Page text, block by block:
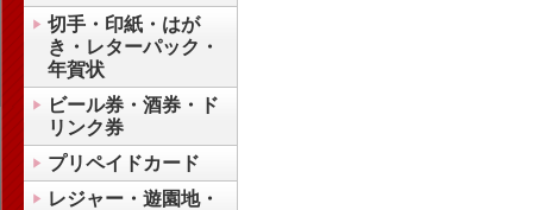
切手・印紙・はが
き・レターパック・
年賀状
ビール券・酒券・ド
リンク券
プリペイドカード
レジャー・遊園地・